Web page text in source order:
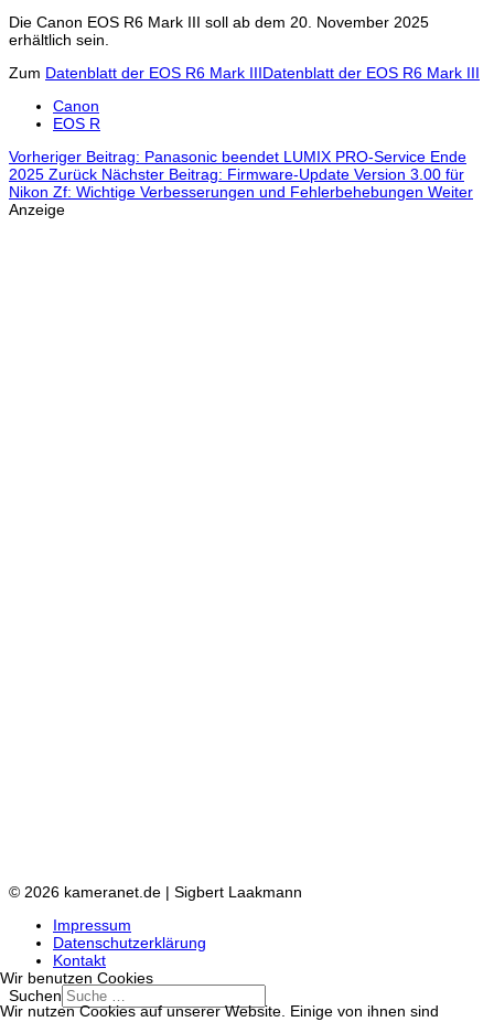
Die Canon EOS R6 Mark III soll ab dem 20. November 2025
erhältlich sein.
Zum Datenblatt der EOS R6 Mark IIIDatenblatt der EOS R6 Mark III
Canon
EOS R
Vorheriger Beitrag: Panasonic beendet LUMIX PRO-Service Ende
2025 Zurück Nächster Beitrag: Firmware-Update Version 3.00 für
Nikon Zf: Wichtige Verbesserungen und Fehlerbehebungen Weiter
Anzeige
© 2026 kameranet.de | Sigbert Laakmann
Impressum
Datenschutzerklärung
Kontakt
Suchen
Wir benutzen Cookies
Wir nutzen Cookies auf unserer Website. Einige von ihnen sind